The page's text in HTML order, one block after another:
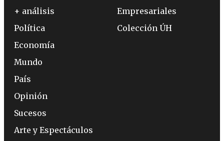
+ análisis
Política
Economía
Mundo
País
Opinión
Sucesos
Arte y Espectáculos
Empresariales
Colección ÚH